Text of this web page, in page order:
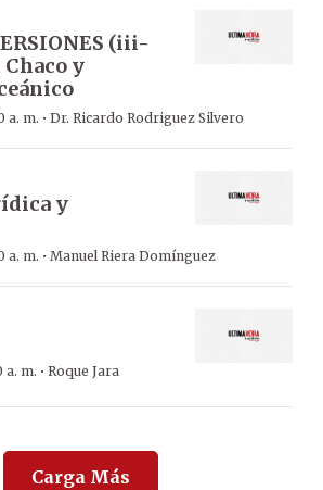
(iii-
y
a. m. · Dr. Ricardo Rodriguez Silvero
y
a. m. · Manuel Riera Domínguez
a. m. · Roque Jara
Carga Más